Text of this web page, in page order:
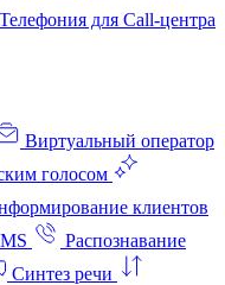
Телефония для Call-центра
Виртуальный оператор
голосом
клиентов
Распознавание
Синтез речи